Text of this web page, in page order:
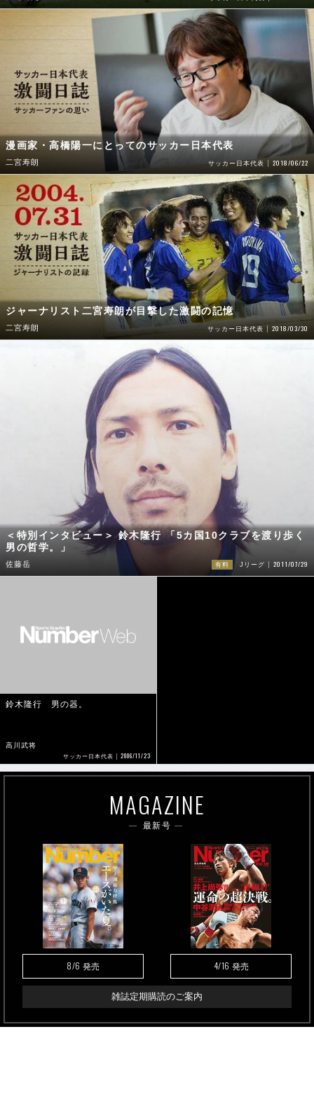
漫画家・高橋陽一にとってのサッカー日本代表
二宮寿朗 サッカー日本代表 2018/06/22
ジャーナリスト二宮寿朗が目撃した激闘の記憶
二宮寿朗 サッカー日本代表 2018/03/30
＜特別インタビュー＞ 鈴木隆行 「5カ国10クラブを渡り歩く
男の哲学。」
佐藤岳 有料 Jリーグ 2011/07/29
鈴木隆行 男の器。
高川武将
サッカー日本代表 2006/11/23
MAGAZINE
最新号
8/6 発売 4/16 発売
雑誌定期購読のご案内